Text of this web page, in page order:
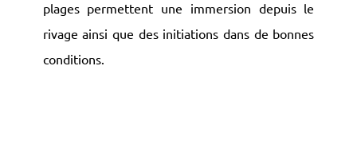
plages permettent une immersion depuis le
rivage ainsi que des initiations dans de bonnes
conditions.